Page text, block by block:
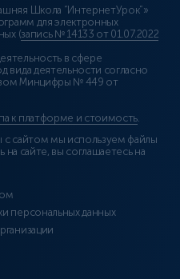
Школа “ИнтернетУрок”»
для электронных
(запись № 14133 от 01.07.2022
в сфере
вида деятельности согласно
Минцифры № 449 от
к платформе и стоимость.
сайтом мы используем файлы
на сайте, вы соглашаетесь на
персональных данных